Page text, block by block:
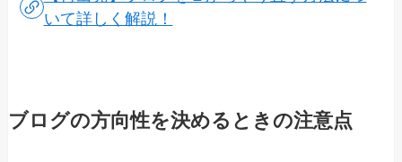
いて詳しく解説！
ブログの方向性を決めるときの注意点